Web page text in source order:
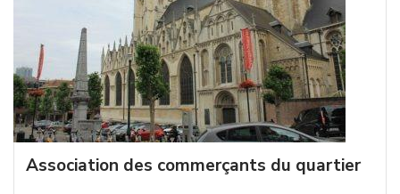
Association des commerçants du quartier